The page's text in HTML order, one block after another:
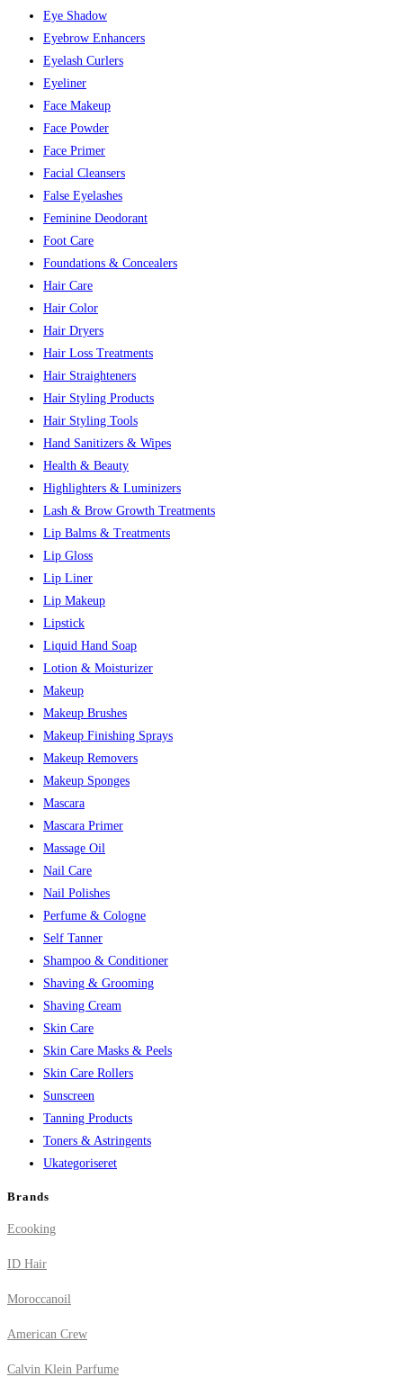
Eye Shadow
Eyebrow Enhancers
Eyelash Curlers
Eyeliner
Face Makeup
Face Powder
Face Primer
Facial Cleansers
False Eyelashes
Feminine Deodorant
Foot Care
Foundations & Concealers
Hair Care
Hair Color
Hair Dryers
Hair Loss Treatments
Hair Straighteners
Hair Styling Products
Hair Styling Tools
Hand Sanitizers & Wipes
Health & Beauty
Highlighters & Luminizers
Lash & Brow Growth Treatments
Lip Balms & Treatments
Lip Gloss
Lip Liner
Lip Makeup
Lipstick
Liquid Hand Soap
Lotion & Moisturizer
Makeup
Makeup Brushes
Makeup Finishing Sprays
Makeup Removers
Makeup Sponges
Mascara
Mascara Primer
Massage Oil
Nail Care
Nail Polishes
Perfume & Cologne
Self Tanner
Shampoo & Conditioner
Shaving & Grooming
Shaving Cream
Skin Care
Skin Care Masks & Peels
Skin Care Rollers
Sunscreen
Tanning Products
Toners & Astringents
Ukategoriseret
Brands
Ecooking
ID Hair
Moroccanoil
American Crew
Calvin Klein Parfume